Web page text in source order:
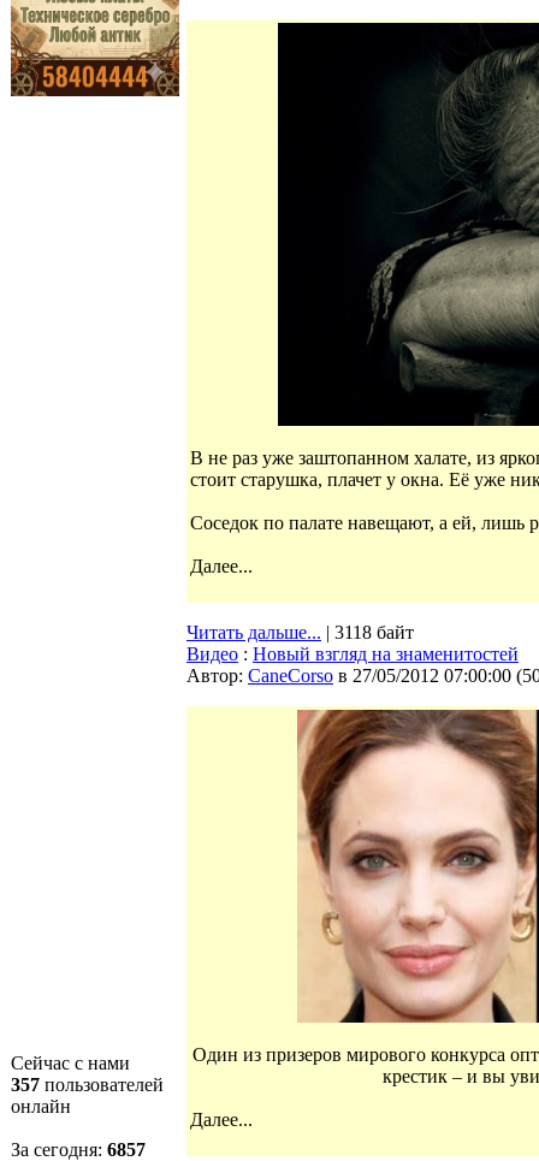
Сейчас с нами
357 пользователей
онлайн
За сегодня: 6857
В не раз уже заштопанном халате, из
стоит старушка, плачет у окна. Её уже
Соседок по палате навещают, а ей, лишь
Далее...
Читать дальше... | 3118 байт
Видео : Новый взгляд на знаменитостей
Автор: CaneCorso в 27/05/2012 07:00:00 (
Один из призеров мирового конкурса
крестик – и вы
Далее...